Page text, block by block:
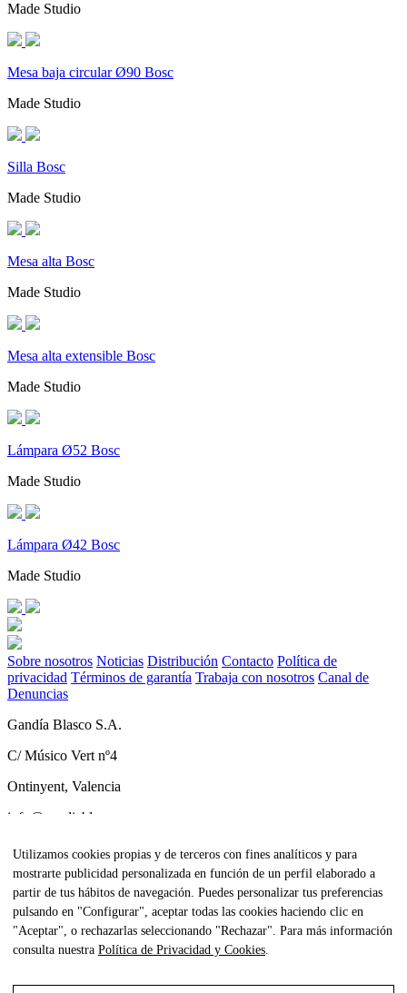
Made Studio
Mesa baja circular Ø90 Bosc
Made Studio
Silla Bosc
Made Studio
Mesa alta Bosc
Made Studio
Mesa alta extensible Bosc
Made Studio
Lámpara Ø52 Bosc
Made Studio
Lámpara Ø42 Bosc
Made Studio
Sobre nosotros Noticias Distribución Contacto Política de
privacidad Términos de garantía Trabaja con nosotros Canal de
Denuncias
Gandía Blasco S.A.
C/ Músico Vert nº4
Ontinyent, Valencia
info@gandiablasco.com
Tel +34 962 911 320
CIF: ESA46011888
Subscríbete a nuestra newsletter
Para estar al tanto de todas nuestras noticias y recibir contenido
exclusivo haz clickaquí.
Utilizamos cookies propias y de terceros con fines analíticos y para
mostrarte publicidad personalizada en función de un perfil elaborado a
partir de tus hábitos de navegación. Puedes personalizar tus preferencias
pulsando en "Configurar", aceptar todas las cookies haciendo clic en
"Aceptar", o rechazarlas seleccionando "Rechazar". Para más información
consulta nuestra Política de Privacidad y Cookies.